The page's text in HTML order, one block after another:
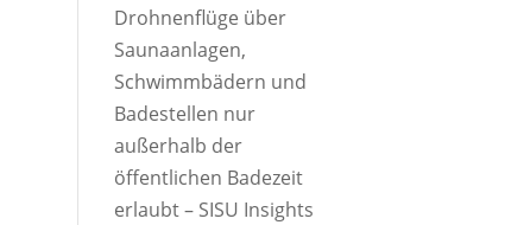
Drohnenflüge über
Saunaanlagen,
Schwimmbädern und
Badestellen nur
außerhalb der
öffentlichen Badezeit
erlaubt – SISU Insights